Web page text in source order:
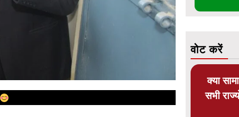
वोट करें
क्या
सभी